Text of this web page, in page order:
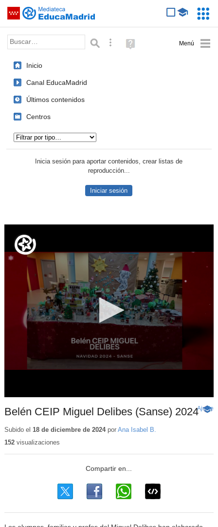
Saltar navegación
Palabra o frase: Búsqueda avanzada
Ayuda
(en
Inicio
Canal EducaMadrid
Últimos contenidos
Centros
Inicia sesión para aportar contenidos, crear listas de
reproducción...
Iniciar sesión
Belén CEIP Miguel Delibes (Sanse) 2024 -
Ajuste
Subido el 18 de diciembre de 2024por Ana Isabel B.
152visualizaciones